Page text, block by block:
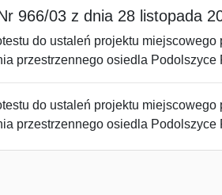
966/03 z dnia 28 listopada
do ustaleń projektu miejscowego
przestrzennego osiedla Podolszyce
do ustaleń projektu miejscowego
przestrzennego osiedla Podolszyce